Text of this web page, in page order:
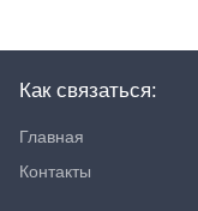
Как связаться:
Главная
Контакты